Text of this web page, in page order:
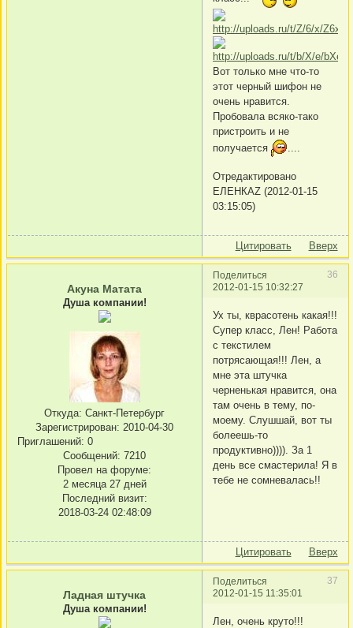
Вот только мне что-то
этот черный шифон не
очень нравится.
Пробовала всяко-тако
пристроить и не
получается
Отредактировано
ЕЛЕНКАZ (2012-01-15
03:15:05)
Цитировать Вверх
Поделиться
36
2012-01-15 10:32:27
Акуна Матата
Душа компании!
Откуда: Санкт-Петербург
Зарегистрирован: 2010-04-30
Приглашений: 0
Сообщений: 7210
Провел на форуме:
2 месяца 27 дней
Последний визит:
2018-03-24 02:48:09
Ух ты, кврасотень какая!!!
Супер класс, Лен! Работа
с текстилем
потрясающая!!! Лен, а
мне эта штучка
черненькая нравится, она
там очень в тему, по-
моему. Слушшай, вот ты
болеешь-то
продуктивно)))). За 1
день все смастерила! Я в
тебе не сомневалась!!
Цитировать Вверх
Поделиться
37
2012-01-15 11:35:01
Ладная штучка
Душа компании!
Лен, очень круто!!!